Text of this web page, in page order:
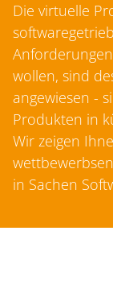
Die virtuelle
wollen, sind
angewiesen -
Produkten in
Wir zeigen
in Sachen